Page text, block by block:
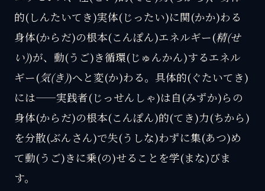
的(しんたいてき)実体(じったい)に関(かか)わる
身体(からだ)の根本(こんぽん)エネルギー(精(せ
い))が、動(うご)き循環(じゅんかん)するエネル
ギー(気(き))へと変(か)わる。具体的(ぐたいてき)
には——実践者(じっせんしゃ)は自(みずか)らの
身体(からだ)の根本(こんぽん)的(てき)力(ちから)
を分散(ぶんさん)で失(うしな)わずに集(あつ)め
て動(うご)きに乗(の)せることを学(まな)びま
す。